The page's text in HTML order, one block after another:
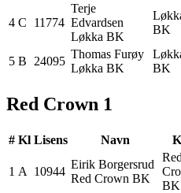
4 C 11774
Terje
Edvardsen
Løkka BK
BK
5 B 24095
Thomas Furøy
Løkka BK
BK
Red Crown 1
# Kl Lisens Navn
1 A 10944
Eirik Borgersrud
Red Crown BK
Red
BK